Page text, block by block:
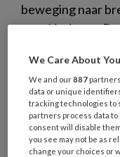
beweging naar
voor kinderen.
basisonderwijs,
samenwerking.
vooral ook: waar
van ikc's en hoe
We Care About
We and our887
data or unique
tracking technologies to
partners process data
consent will disable
you see may not be as
change your choices or